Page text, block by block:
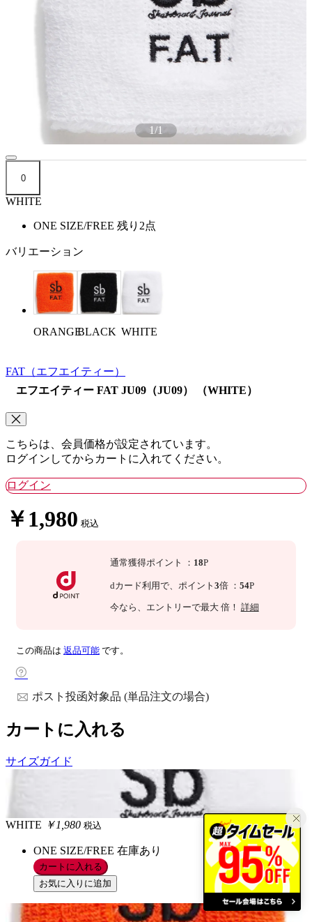
1/1
0
WHITE
ONE SIZE/FREE 残り2点
バリエーション
ORANGEBLACK WHITE
FAT （エフエイティー）
エフエイティー FAT JU09（JU09） （WHITE）
こちらは、会員価格が設定されています。
ログインしてからカートに入れてください。
ログイン
￥1,980 税込
通常獲得ポイント ： 18P
dカード利用で、 ポイント 3倍 ： 54P
今なら 、エントリーで最大 倍！ 詳細
この商品は 返品可能 です。
ポスト投函対象品 (単品注文の場合)
カートに入れる
サイズガイド
WHITE ￥1,980 税込
ONE SIZE/FREE 在庫あり
カートに入れる
お気に入りに追加